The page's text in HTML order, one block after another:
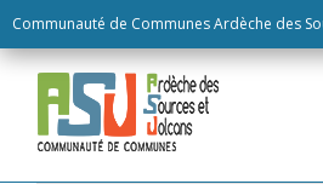
Communauté de Communes Ardèche des
to
content